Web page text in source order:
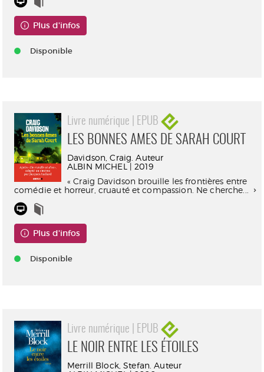
Plus d'infos
Disponible
Livre numérique | EPUB
LES BONNES AMES DE SARAH COURT
Davidson, Craig. Auteur
ALBIN MICHEL | 2019
« Craig Davidson brouille les frontières entre
comédie et horreur, cruauté et compassion. Ne cherche...
Plus d'infos
Disponible
Livre numérique | EPUB
LE NOIR ENTRE LES ÉTOILES
Merrill Block, Stefan. Auteur